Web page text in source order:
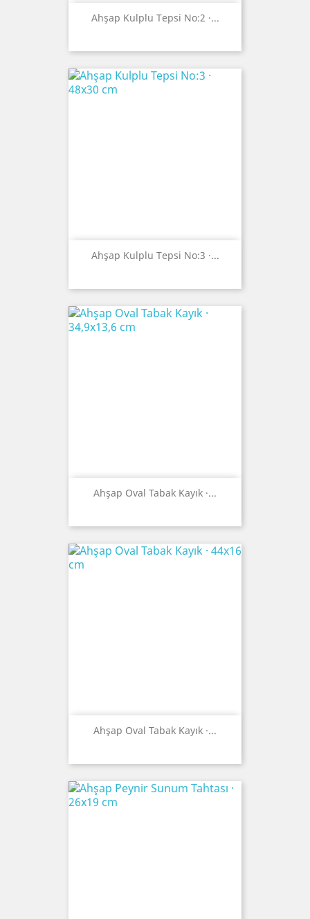
Ahşap Kulplu Tepsi No:2 ·...
Ahşap Kulplu Tepsi No:3 ·...
Ahşap Oval Tabak Kayık ·...
Ahşap Oval Tabak Kayık ·...